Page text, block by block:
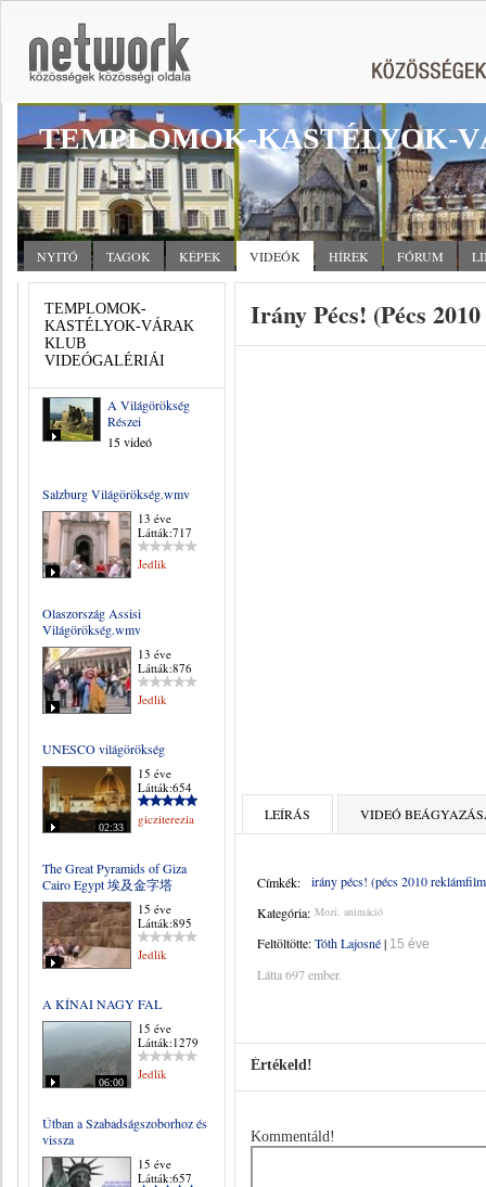
TEMPLOMOK-KASTÉLYOK-
NYITÓ TAGOK KÉPEK VIDEÓK HÍREK FÓRUM
TEMPLOMOK-
KASTÉLYOK-VÁRAK
KLUB
VIDEÓGALÉRIÁI
A Világörökség
Részei
15 videó
Salzburg Világörökség.wmv
13 éve
Látták:717
Jedlik
Olaszország Assisi
Világörökség.wmv
13 éve
Látták:876
Jedlik
UNESCO világörökség
02:33
15 éve
Látták:654
gicziterezia
The Great Pyramids of Giza
Cairo Egypt 埃及金字塔
15 éve
Látták:895
Jedlik
A KÍNAI NAGY FAL
06:00
15 éve
Látták:1279
Jedlik
Útban a Szabadságszoborhoz és
vissza
15 éve
Látták:657
Irány Pécs! (Pécs
LEÍRÁS VIDEÓ
Címkék:
irány pécs! (pécs 2010
Kategória: Mozi, animáció
Feltöltötte:Tóth Lajosné| 15 éve
Látta 697 ember.
Értékeld!
Kommentáld!